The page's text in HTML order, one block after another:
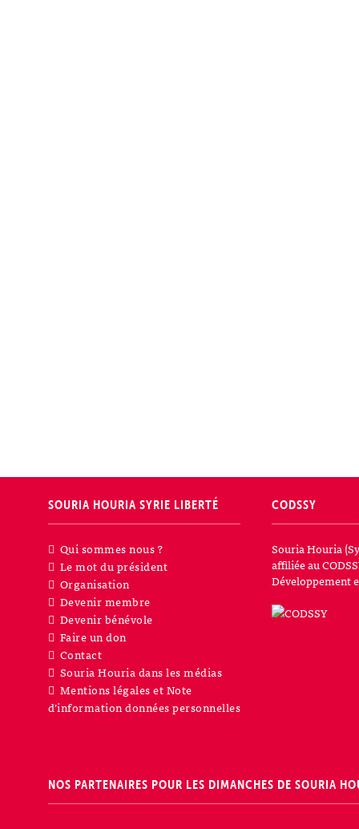
SOURIA HOURIA SYRIE LIBERTÉ
Qui sommes nous ?
Le mot du président
Organisation
Devenir membre
Devenir bénévole
Faire un don
Contact
Souria Houria dans les médias
Mentions légales et Note
d’information données personnelles
CODSSY
Souria Houria
affiliée au
Développement
NOS PARTENAIRES POUR LES DIMANCHES DE SOURIA